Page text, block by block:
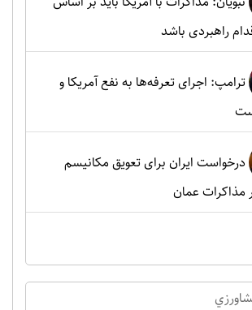
راهبردی باشد
ترامپ: اجرای تعرفه‌ها به نفع آمریکا و
درخواست ایران برای تعویق مکانیسم
مذاکرات عمان